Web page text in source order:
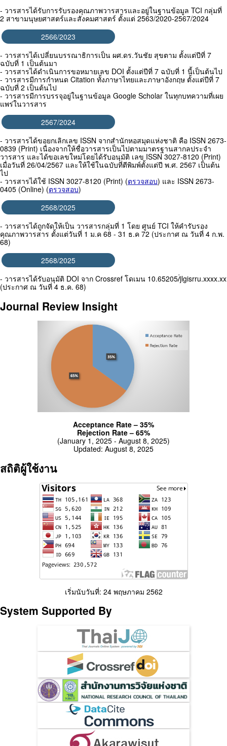
- วารสารได้รับการรับรองคุณภาพวารสารและอยู่ในฐานข้อมูล TCI กลุ่มที่
2 สาขามนุษยศาสตร์และสังคมศาสตร์ ตั้งแต่ 2563/2020-2567/2024
2566/2023
- วารสารได้เปลี่ยนบรรณาธิการเป็น ผศ.ดร.วันชัย สุขตาม ตั้งแต่ปีที่ 7
ฉบับที่ 1 เป็นต้นมา
- วารสารได้ดำเนินการขอหมายเลข DOI ตั้งแต่ปีที่ 7 ฉบับที่ 1 นี้เป็นต้นไป
- วารสารมีการกำหนด Citation ทั้งภาษาไทยและภาษาอังกฤษ ตั้งแต่ปีที่ 7
ฉบับที่ 2 เป็นต้นไป
- วารสารมีการบรรจุอยู่ในฐานข้อมูล Google Scholar ในทุกบทความที่เผย
แพร่ในวารสาร
2567/2024
- วารสารได้ขอยกเลิกเลข ISSN จากสำนักหอสมุดแห่งชาติ คือ ISSN 2673-
0839 (Print) เนื่องจากให้ชื่อวารสารเป็นไปตามมาตรฐานสากลประจำ
วารสาร และได้ขอเลขใหม่โดยได้รับอนุมัติ เลข ISSN 3027-8120 (Print)
เมื่อวันที่ 26/04/2567 และให้ใช้ในฉบับที่ตีพิมพ์ตั้งแต่ปี พ.ศ. 2567 เป็นต้น
ไป
- วารสารได้ใช้ ISSN 3027-8120 (Print) (ตรวจสอบ) และ ISSN 2673-
0405 (Online) (ตรวจสอบ)
2568/2025
- วารสารได้ถูกจัดให้เป็น วารสารกลุ่มที่ 1 โดย ศูนย์ TCI ให้คำรับรอง
คุณภาพวารสาร ตั้งแต่วันที่ 1 ม.ค 68 - 31 ธ.ค 72 (ประกาศ ณ วันที่ 4 ก.พ.
68)
2568/2025
- วารสารได้รับอนุมัติ DOI จาก Crossref โดเมน 10.65205/่jlgisrru.xxxx.xx
(ประกาศ ณ วันที่ 4 ธ.ค. 68)
Journal Review Insight
Acceptance Rate – 35%
Rejection Rate – 65%
(January 1, 2025 - August 8, 2025)
Updated: August 8, 2025
สถิติผู้ใช้งาน
เริ่มนับวันที่: 24 พฤษภาคม 2562
System Supported By